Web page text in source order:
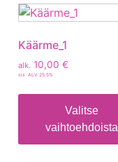
Käärme_1
alk. 10,00 €
sis. ALV 25,5%
Valitse
vaihtoehdoista